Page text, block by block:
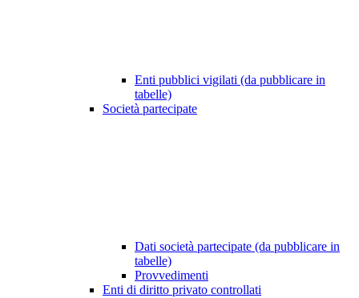
Enti pubblici vigilati (da pubblicare in
tabelle)
Società partecipate
Dati società partecipate (da pubblicare in
tabelle)
Provvedimenti
Enti di diritto privato controllati